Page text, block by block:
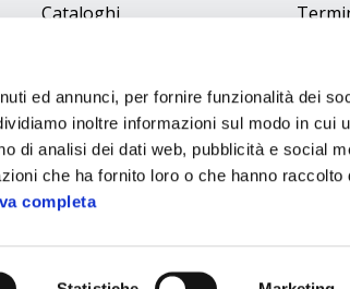
ed annunci, per fornire funzionalità dei
inoltre informazioni sul modo in cui
di analisi dei dati web, pubblicità e social
che ha fornito loro o che hanno raccolto
completa
Cataloghi